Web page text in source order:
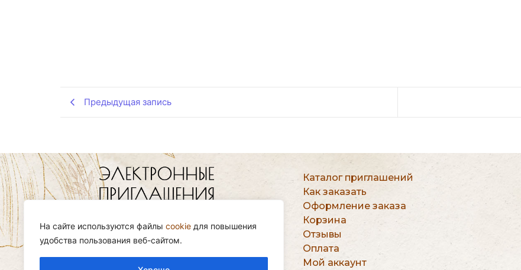
На сайте используются файлы cookie для повышения
удобства пользования веб-сайтом.
Предыдущая запись
сайте, добавив его в корзину.
Email:info@youinvite.ru
Каталог приглашений
Как заказать
Оформление заказа
Корзина
Отзывы
Оплата
Мой аккаунт